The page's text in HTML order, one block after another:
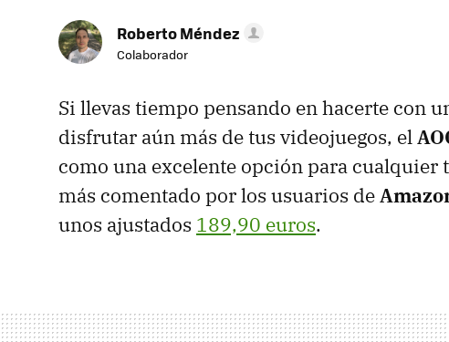
Roberto Méndez
Colaborador
Si llevas tiempo pensando en hacerte con
disfrutar aún más de tus videojuegos, el
como una excelente opción para cualquier
más comentado por los usuarios de
unos ajustados 189,90 euros.